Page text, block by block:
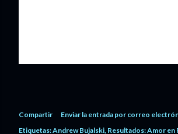
Compartir
Enviar la entrada por correo
Etiquetas:Andrew Bujalski Resultados: Amor en